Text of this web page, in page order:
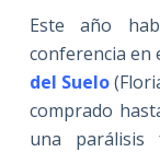
Este año
conferencia en
del Suelo
comprado
una